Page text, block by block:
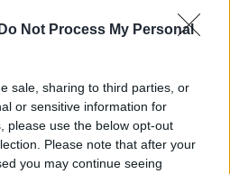
Do Not Process My Personal
sale, sharing to third parties, or
or sensitive information for
please use the below opt-out
Please note that after your
you may continue seeing
si è soffermato sull'interesse
"Kim è un pupillo di
essere una pista poco